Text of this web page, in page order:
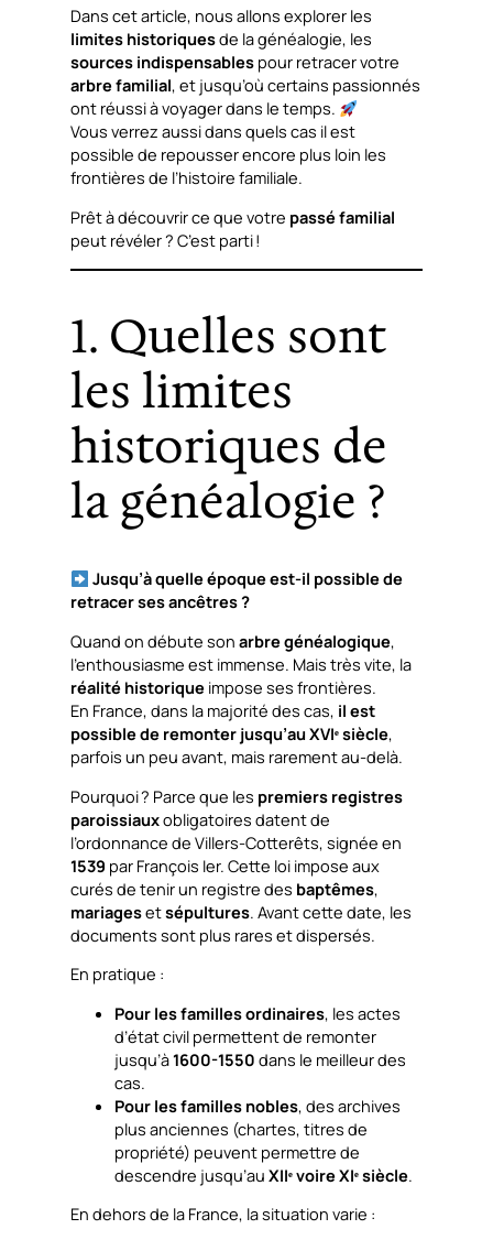
Dans cet article, nous allons explorer les
limites historiquesde la généalogie, les
sources indispensables pour retracer votre
arbre familial, et jusqu’où certains passionnés
ont réussi à voyager dans le temps.
Vous verrez aussi dans quels cas il est
possible de repousser encore plus loin les
frontières de l’histoire familiale.
Prêt à découvrir ce que votre passé familial
peut révéler ? C’est parti !
1. Quelles sont
les limites
historiques de
la généalogie ?
Jusqu’à quelle époque est-il possible de
retracer ses ancêtres ?
Quand on débute sonarbre généalogique,
l’enthousiasme est immense. Mais très vite, la
réalité historique impose ses frontières.
En France, dans la majorité des cas, il est
possible de remonter jusqu’au XVIᵉ siècle,
parfois un peu avant, mais rarement au-delà.
Pourquoi ? Parce que les premiers registres
paroissiauxobligatoires datent de
l’ordonnance de Villers-Cotterêts, signée en
1539 par François Ier. Cette loi impose aux
curés de tenir un registre des baptêmes,
mariagesetsépultures. Avant cette date, les
documents sont plus rares et dispersés.
En pratique :
Pour les familles ordinaires, les actes
d’état civil permettent de remonter
jusqu’à1600-1550 dans le meilleur des
cas.
Pour les familles nobles, des archives
plus anciennes (chartes, titres de
propriété) peuvent permettre de
descendre jusqu’auXIIᵉ voire XIᵉ siècle.
En dehors de la France, la situation varie :